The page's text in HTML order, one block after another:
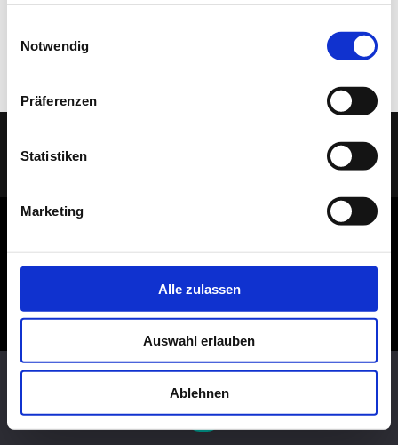
Notwendig
Präferenzen
Statistiken
Marketing
Alle zulassen
Auswahl erlauben
Ablehnen
Dekosockel OSB lackiert
(C) 2005 - 2026 TELAAR RAUMIDEEN | DATENSCHUTZ| Ihr
Diese Website benutzt Cookies. Wenn du die Website weiter
nutzt, gehen wir von deinem Einverständnis aus.
OK